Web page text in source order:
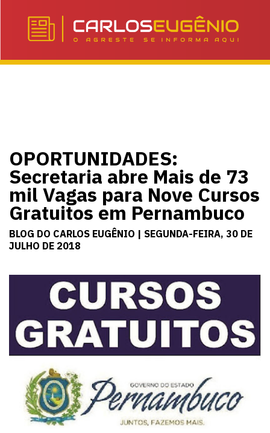
OPORTUNIDADES:
Secretaria abre Mais de 73
mil Vagas para Nove Cursos
Gratuitos em Pernambuco
BLOG DO CARLOS EUGÊNIO | SEGUNDA-FEIRA, 30 DE
JULHO DE 2018